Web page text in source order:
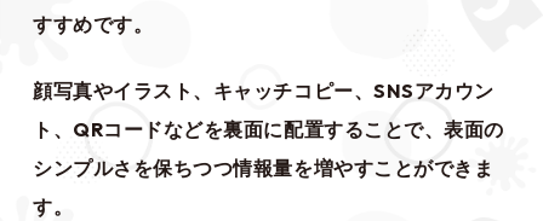
すすめです。
顔写真やイラスト、キャッチコピー、SNSアカウン
ト、QRコードなどを裏面に配置することで、表面の
シンプルさを保ちつつ情報量を増やすことができま
す。